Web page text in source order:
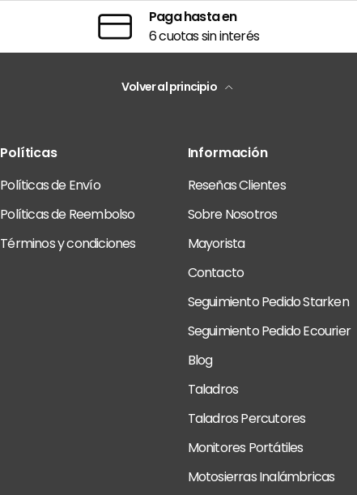
Paga hasta en
6 cuotas sin interés
Volver al principio
Políticas
Políticas de Envío
Políticas de Reembolso
Términos y condiciones
Información
Reseñas Clientes
Sobre Nosotros
Mayorista
Contacto
Seguimiento Pedido Starken
Seguimiento Pedido Ecourier
Blog
Taladros
Taladros Percutores
Monitores Portátiles
Motosierras Inalámbricas